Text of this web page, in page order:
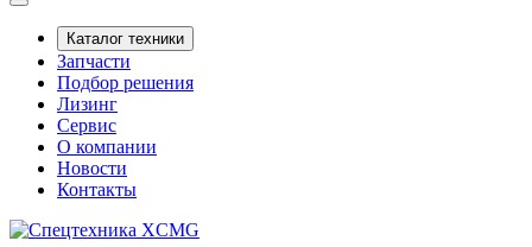
Каталог техники
Запчасти
Подбор решения
Лизинг
Сервис
О компании
Новости
Контакты